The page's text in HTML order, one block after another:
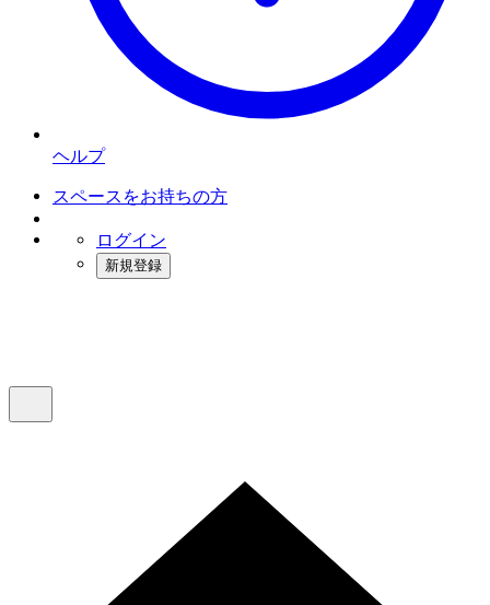
ヘルプ
スペースをお持ちの方
ログイン
新規登録